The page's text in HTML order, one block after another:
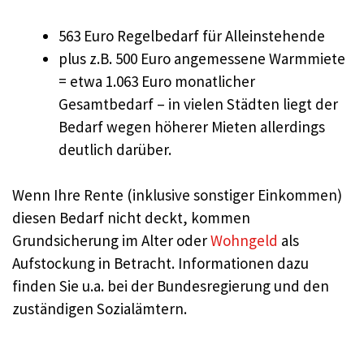
563 Euro Regelbedarf für Alleinstehende
plus z.B. 500 Euro angemessene Warmmiete
= etwa 1.063 Euro monatlicher
Gesamtbedarf – in vielen Städten liegt der
Bedarf wegen höherer Mieten allerdings
deutlich darüber.
Wenn Ihre Rente (inklusive sonstiger Einkommen)
diesen Bedarf nicht deckt, kommen
Grundsicherung im Alter oderWohngeld als
Aufstockung in Betracht. Informationen dazu
finden Sie u.a. bei der Bundesregierung und den
zuständigen Sozialämtern.